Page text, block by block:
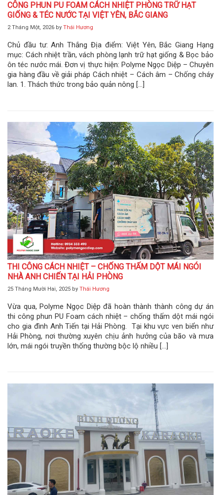
CÔNG PHUN PU FOAM CÁCH NHIỆT PHÒNG TRỮ HẠT
GIỐNG & TÉC NƯỚC TẠI VIỆT YÊN, BẮC GIANG
2 Tháng Một, 2026 by Thái Hương
Chủ đầu tư: Anh Thắng Địa điểm: Việt Yên, Bắc Giang Hạng
mục: Cách nhiệt trần, vách phòng lạnh trữ hạt giống & Bọc bảo
ôn téc nước mái. Đơn vị thực hiện: Polyme Ngọc Diệp – Chuyên
gia hàng đầu về giải pháp Cách nhiệt – Cách âm – Chống cháy
lan. 1. Thách thức trong bảo quản nông […]
THI CÔNG CÁCH NHIỆT – CHỐNG THẤM DỘT MÁI NGÓI
NHÀ ANH CHIẾN TẠI HẢI PHÒNG
25 Tháng Mười Hai, 2025 by Thái Hương
Vừa qua, Polyme Ngọc Diệp đã hoàn thành thành công dự án
thi công phun PU Foam cách nhiệt – chống thấm dột mái ngói
cho gia đình Anh Tiến tại Hải Phòng. Tại khu vực ven biển như
Hải Phòng, nơi thường xuyên chịu ảnh hưởng của bão và mưa
lớn, mái ngói truyền thống thường bộc lộ nhiều […]